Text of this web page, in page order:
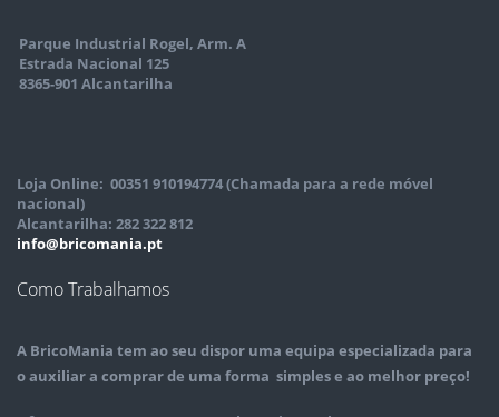
Parque Industrial Rogel, Arm. A
Estrada Nacional 125
8365-901 Alcantarilha
Loja Online: 00351 910194774 (Chamada para a rede móvel
nacional)
Alcantarilha: 282 322 812
info@bricomania.pt
Como Trabalhamos
A BricoMania tem ao seu dispor uma equipa especializada para
o auxiliar a comprar de uma forma simples e ao melhor preço!